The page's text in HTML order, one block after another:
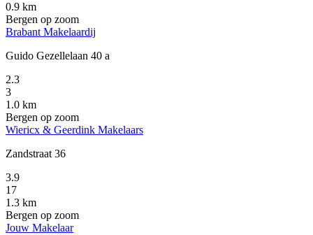
0.9 km
Bergen op zoom
Brabant Makelaardij
Guido Gezellelaan 40 a
2.3
3
1.0 km
Bergen op zoom
Wiericx & Geerdink Makelaars
Zandstraat 36
3.9
17
1.3 km
Bergen op zoom
Jouw Makelaar